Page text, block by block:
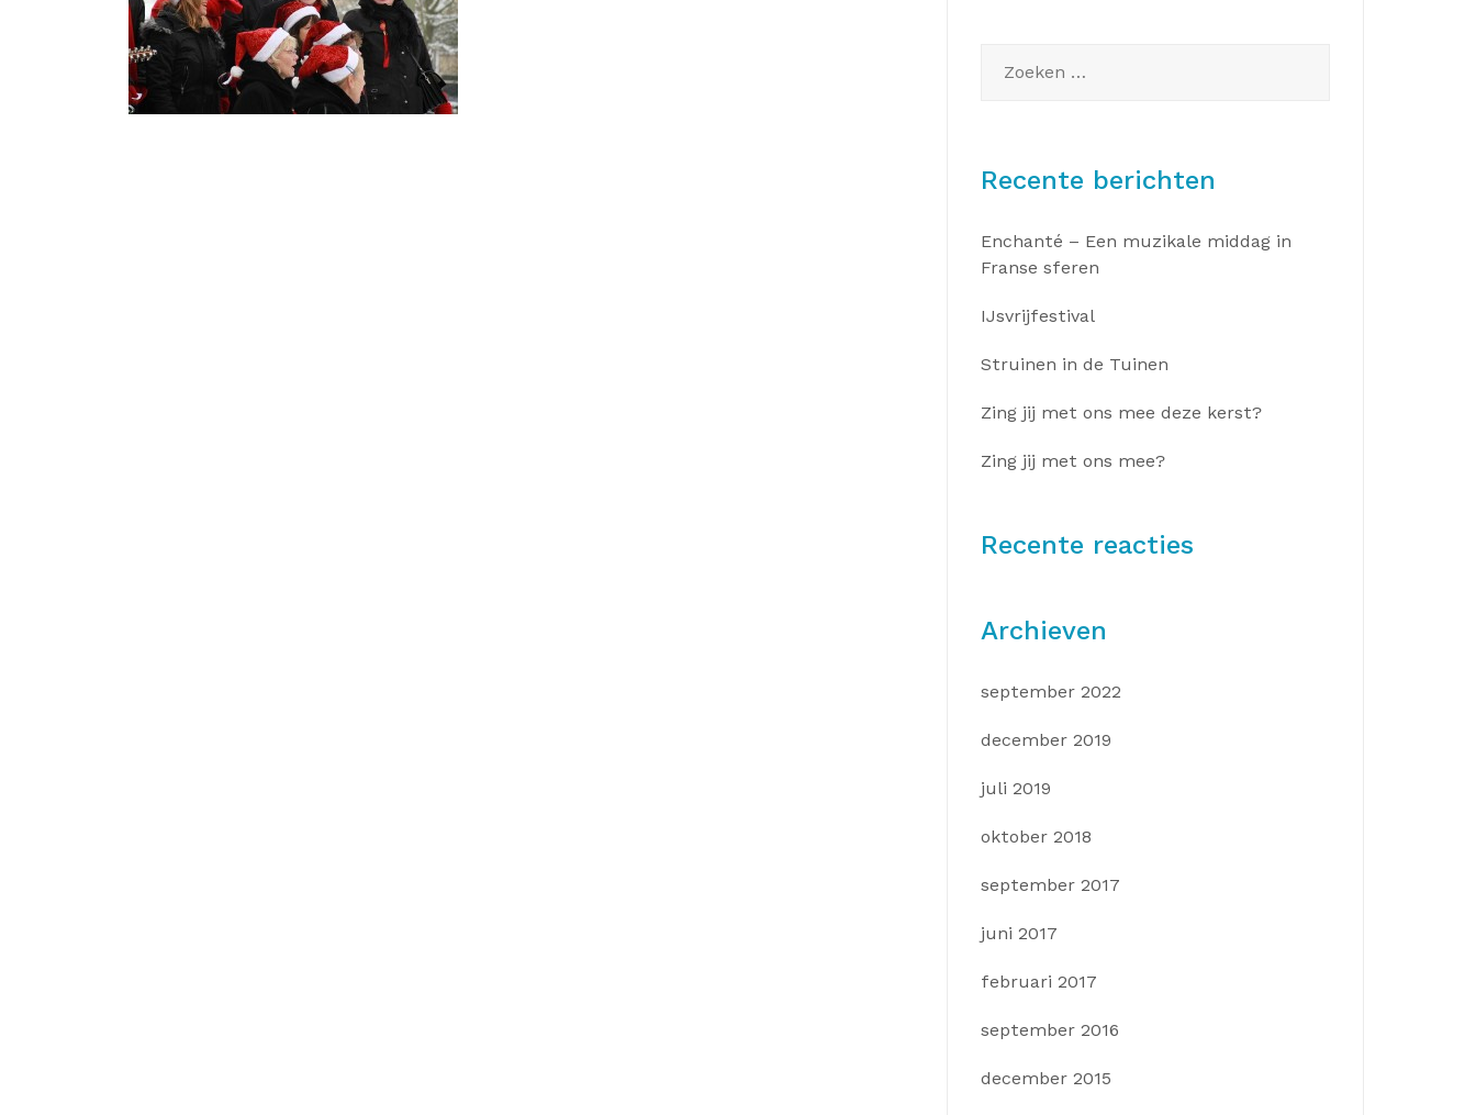
naar:
Recente berichten
Enchanté – Een muzikale middag in
Franse sferen
IJsvrijfestival
Struinen in de Tuinen
Zing jij met ons mee deze kerst?
Zing jij met ons mee?
Recente reacties
Archieven
september 2022
december 2019
juli 2019
oktober 2018
september 2017
juni 2017
februari 2017
september 2016
december 2015